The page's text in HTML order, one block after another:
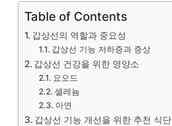
Table of Contents
갑상선의 역할과 중요성
갑상선 기능 저하증과 증상
갑상선 건강을 위한 영양소
요오드
셀레늄
아연
갑상선 기능 개선을 위한 추천 식단